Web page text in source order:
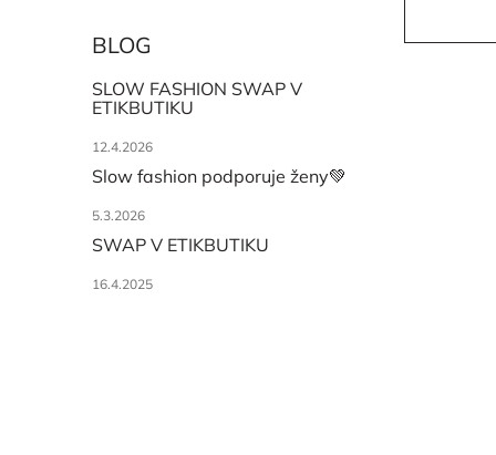
BLOG
SLOW FASHION SWAP V
ETIKBUTIKU
12.4.2026
Slow fashion podporuje ženy💚
5.3.2026
SWAP V ETIKBUTIKU
16.4.2025